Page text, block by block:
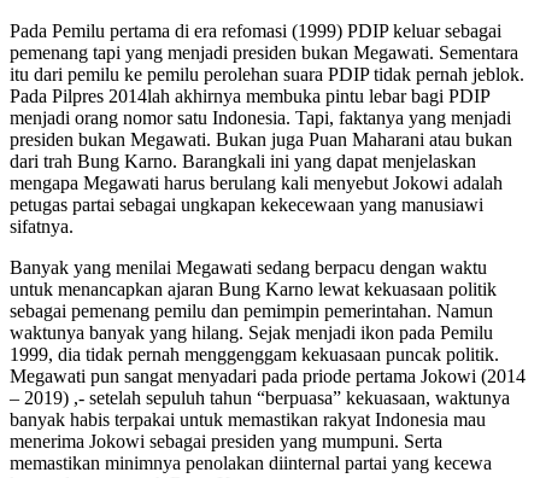
Pada Pemilu pertama di era refomasi (1999) PDIP keluar sebagai
pemenang tapi yang menjadi presiden bukan Megawati. Sementara
itu dari pemilu ke pemilu perolehan suara PDIP tidak pernah jeblok.
Pada Pilpres 2014lah akhirnya membuka pintu lebar bagi PDIP
menjadi orang nomor satu Indonesia. Tapi, faktanya yang menjadi
presiden bukan Megawati. Bukan juga Puan Maharani atau bukan
dari trah Bung Karno. Barangkali ini yang dapat menjelaskan
mengapa Megawati harus berulang kali menyebut Jokowi adalah
petugas partai sebagai ungkapan kekecewaan yang manusiawi
sifatnya.
Banyak yang menilai Megawati sedang berpacu dengan waktu
untuk menancapkan ajaran Bung Karno lewat kekuasaan politik
sebagai pemenang pemilu dan pemimpin pemerintahan. Namun
waktunya banyak yang hilang. Sejak menjadi ikon pada Pemilu
1999, dia tidak pernah menggenggam kekuasaan puncak politik.
Megawati pun sangat menyadari pada priode pertama Jokowi (2014
– 2019) ,- setelah sepuluh tahun “berpuasa” kekuasaan, waktunya
banyak habis terpakai untuk memastikan rakyat Indonesia mau
menerima Jokowi sebagai presiden yang mumpuni. Serta
memastikan minimnya penolakan diinternal partai yang kecewa